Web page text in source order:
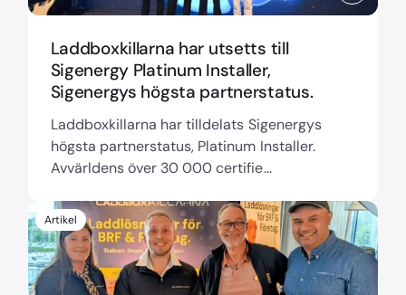
Laddboxkillarna har utsetts till
Sigenergy Platinum Installer,
Sigenergys högsta partnerstatus.
Laddboxkillarna har tilldelats Sigenergys
högsta partnerstatus, Platinum Installer.
Avvärldens över 30 000 certifie...
Artikel